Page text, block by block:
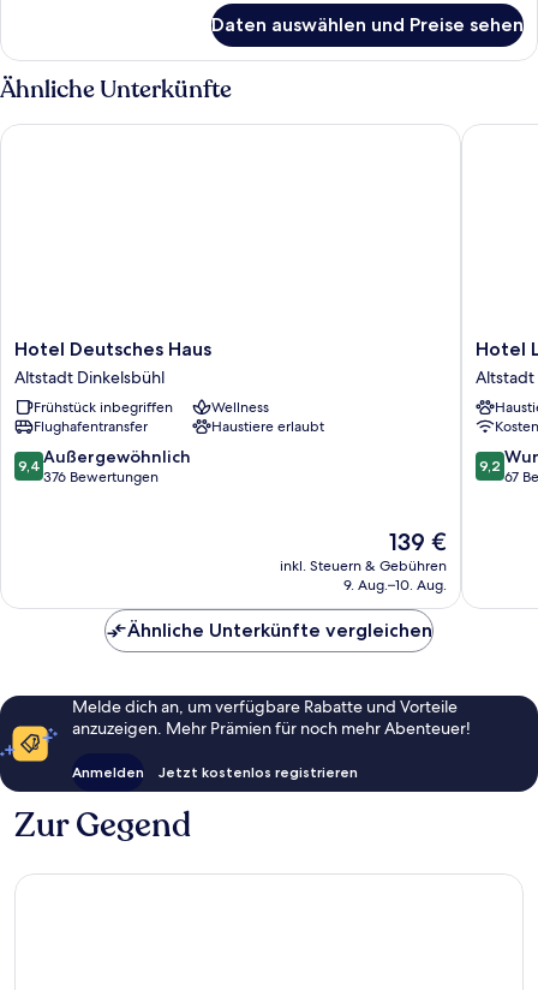
Daten auswählen und Preise sehen
Ähnliche Unterkünfte
Hotel
Deutsches
Haus
Altstadt
Dinkelsbühl
Hotel Deutsches Haus
Altstadt Dinkelsbühl
Frühstück inbegriffen
Wellness
Flughafentransfer
Haustiere erlaubt
9.4
von
9,4 Außergewöhnlich
376 Bewertungen
Der
Preis
beträgt
139 €
inkl. Steuern & Gebühren
9. Aug.–10. Aug.
Hotel Deutsches Haus
Hotel
Luise
&
Altstadt
Hotel
Altstadt
9.2
von
9,2
67
Hotel
Ähnliche Unterkünfte vergleichen
Melde dich an, um verfügbare Rabatte und Vorteile
anzuzeigen. Mehr Prämien für noch mehr Abenteuer!
Anmelden Jetzt kostenlos registrieren
Zur Gegend